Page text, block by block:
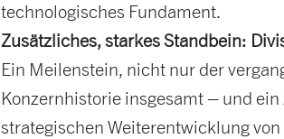
technologisches Fundament.
Zusätzliches, starkes Standbein:
Ein Meilenstein, nicht nur der
Konzernhistorie insgesamt – und
strategischen Weiterentwicklung